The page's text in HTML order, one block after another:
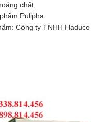
chất.
Pulipha
Công ty TNHH